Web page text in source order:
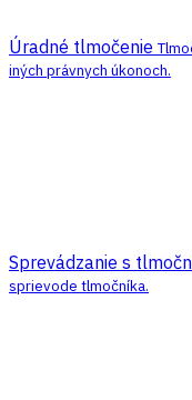
Úradné tlmočenie
iných právnych úkonoch.
Sprevádzanie s
sprievode tlmočníka.